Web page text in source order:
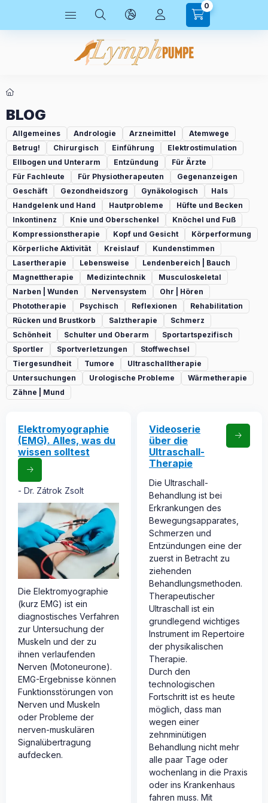
0
BLOG
Allgemeines Andrologie Arzneimittel
Atemwege
Betrug!
Chirurgisch Einführung
Elektrostimulation
Ellbogen und Unterarm
Entzündung
Für Ärzte
Für Fachleute
Für Physiotherapeuten
Gegenanzeigen
Geschäft
Gezondheidszorg Gynäkologisch
Hals
Handgelenk und Hand
Hautprobleme
Hüfte und Becken
Inkontinenz
Knie und Oberschenkel
Knöchel und Fuß
Kompressionstherapie
Kopf und Gesicht
Körperformung
Körperliche Aktivität
Kreislauf
Kundenstimmen
Lasertherapie
Lebensweise
Lendenbereich | Bauch
Magnettherapie
Medizintechnik
Musculoskeletal
Narben | Wunden
Nervensystem
Ohr | Hören
Phototherapie
Psychisch Reflexionen
Rehabilitation
Rücken und Brustkorb
Salztherapie
Schmerz
Schönheit
Schulter und Oberarm
Sportartspezifisch
Sportler
Sportverletzungen
Stoffwechsel
Tiergesundheit
Tumore
Ultraschalltherapie
Untersuchungen
Urologische Probleme
Wärmetherapie
Zähne | Mund
Elektromyographie
(EMG). Alles, was du
wissen solltest
Dr. Zátrok Zsolt
Die Elektromyographie
(kurz EMG) ist ein
diagnostisches Verfahren
zur Untersuchung der
Muskeln und der zu
ihnen verlaufenden
Nerven (Motoneurone).
EMG-Ergebnisse können
Funktionsstörungen von
Nerven und Muskeln
oder Probleme der
nerven-muskulären
Signalübertragung
aufdecken.
Videoserie
über die
Ultraschall-
Therapie
Die Ultraschall-
Behandlung ist bei
Erkrankungen des
Bewegungsapparates,
Schmerzen und
Entzündungen eine der
zuerst in Betracht zu
ziehenden
Behandlungsmethoden.
Therapeutischer
Ultraschall ist ein
grundlegend wichtiges
Instrument im Repertoire
der physikalischen
Therapie.
Durch den
technologischen
Fortschritt ist es heute
möglich, dass man
wegen einer
zehnminütigen
Behandlung nicht mehr
alle paar Tage oder
wochenlang in die Praxis
oder ins Krankenhaus
fahren muss. Mit